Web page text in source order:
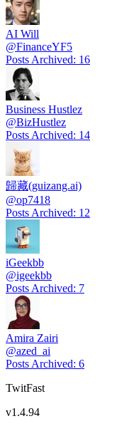
AI Will
@FinanceYF5
Posts Archived: 16
Business Hustlez
@BizHustlez
Posts Archived: 14
歸藏(guizang.ai)
@op7418
Posts Archived: 12
iGeekbb
@igeekbb
Posts Archived: 7
Amira Zairi
@azed_ai
Posts Archived: 6
TwitFast
v1.4.94